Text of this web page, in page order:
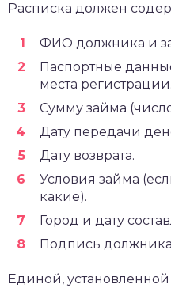
Расписка должен
ФИО должника и
Паспортные
места регистрации.
Сумму займа
Дату передачи
Дату возврата.
Условия займа
какие).
Город и дату
Подпись
Единой,